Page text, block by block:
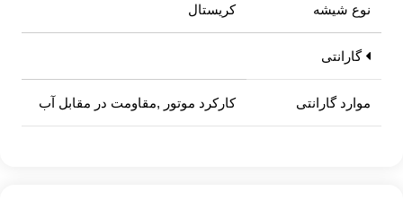
نوع شیشه کریستال
گارانتی
موارد گارانتی کارکرد موتور ,مقاومت در مقابل آب